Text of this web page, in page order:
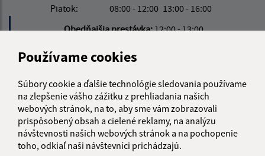
Používame cookies
Súbory cookie a ďalšie technológie sledovania používame
na zlepšenie vášho zážitku z prehliadania našich
webových stránok, na to, aby sme vám zobrazovali
prispôsobený obsah a cielené reklamy, na analýzu
návštevnosti našich webových stránok a na pochopenie
toho, odkiaľ naši návštevníci prichádzajú.
Piatok:
08:00 - 12:00 13:00 - 16:00
Obedňajšia prestávka:12:00 - 13:00
Obecný úrad Víťaz
Víťaz č. 111
082 38 Víťaz
info@obecvitaz.sk